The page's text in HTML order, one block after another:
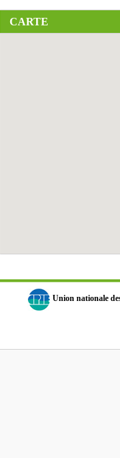
CARTE
Union nationale